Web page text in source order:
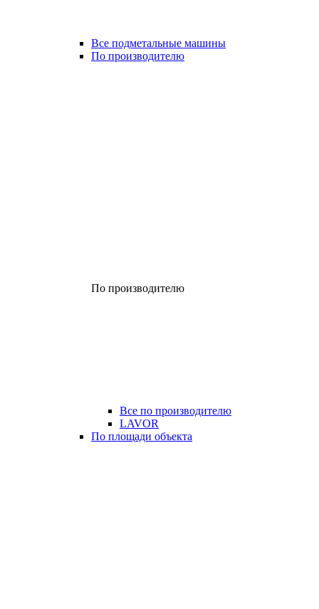
Все подметальные машины
По производителю
По производителю
Все по производителю
LAVOR
По площади объекта